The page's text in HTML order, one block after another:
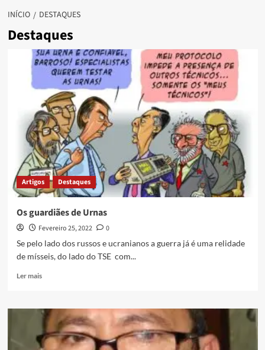
INÍCIO DESTAQUES
Destaques
Artigos Destaques
Os guardiães de Urnas
Fevereiro 25, 2022
0
Se pelo lado dos russos e ucranianos a guerra já é uma relidade
de mísseis, do lado do TSE com...
Ler mais